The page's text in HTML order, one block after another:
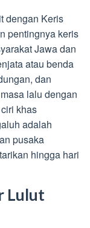
dengan Keris
pentingnya keris
Jawa dan
atau benda
dan
lalu dengan
khas
adalah
pusaka
hingga hari
Lulut